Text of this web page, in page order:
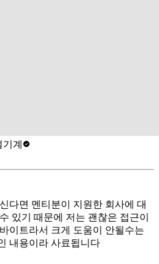
계
다면 멘티분이 지원한 회사에 대
있기 때문에 저는 괜찮은 접근이
이트라서 크게 도움이 안될수는
내용이라 사료됩니다